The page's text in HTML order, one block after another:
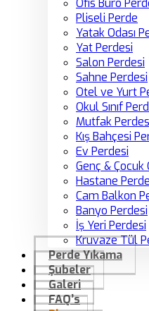
Ofis Büro
Pliseli Perde
Yatak Odası
Yat Perdesi
Salon Perdesi
Sahne Perdesi
Otel ve Yurt
Okul Sınıf
Mutfak
Kış Bahçesi
Ev Perdesi
Genç & Çocuk
Hastane
Cam Balkon
Banyo Perdesi
İş Yeri Perdesi
Kruvaze Tül
Perde Yıkama
Şubeler
Galeri
FAQ’s